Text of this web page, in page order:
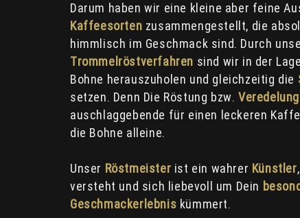
Darum haben wir eine kleine aber feine
Kaffeesorten zusammengestellt, die
himmlisch im Geschmack sind. Durch
Trommelröstverfahren sind wir in der
Bohne herauszuholen und gleichzeitig die
setzen. Denn Die Röstung bzw.Veredelung
auschlaggebende für einen leckeren
die Bohne alleine.
Unser Röstmeister ist ein wahrer Künstler
versteht und sich liebevoll um Dein
Geschmackerlebnis kümmert.